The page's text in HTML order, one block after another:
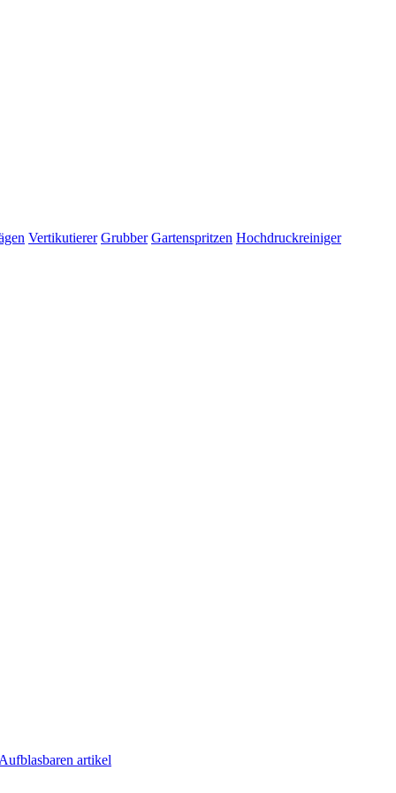
Vertikutierer Grubber Gartenspritzen Hochdruckreiniger
Aufblasbaren artikel